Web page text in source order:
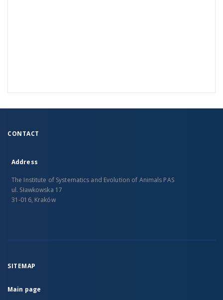
CONTACT
Address
The Institute of Systematics and Evolution of Animals PAS
ul. Sławkowska 17
31-016, Kraków
SITEMAP
Main page